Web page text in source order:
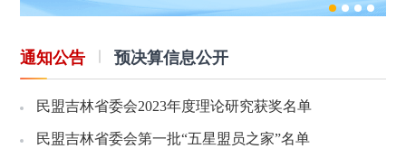
通知公告 预决算信息公开
民盟吉林省委会2023年度理论研究获奖名单
民盟吉林省委会第一批“五星盟员之家”名单